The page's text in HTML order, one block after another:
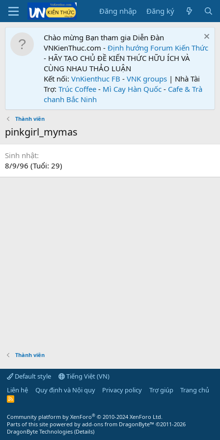
Đăng nhập Đăng ký
Chào mừng Bạn tham gia Diễn Đàn
VNKienThuc.com - Định hướng Forum Kiến Thức
- HÃY TẠO CHỦ ĐỀ KIẾN THỨC HỮU ÍCH VÀ
CÙNG NHAU THẢO LUẬN
Kết nối: VnKienthuc FB - VNK groups | Nhà Tài
Trợ: Trúc Coffee - Mì Cay Hàn Quốc - Cafe & Trà
chanh Bắc Ninh
Thành viên
pinkgirl_mymas
Sinh nhật
8/9/96 (Tuổi: 29)
Thành viên
Default style
Tiếng Việt (VN)
Liên hệ
Quy định và Nội quy Privacy policy Trợ giúp Trang chủ
R
Community platform by XenForo® © 2010-2024 XenForo Ltd.
Parts of this site powered by add-ons from DragonByte™ ©2011-2026
DragonByte Technologies (Details)